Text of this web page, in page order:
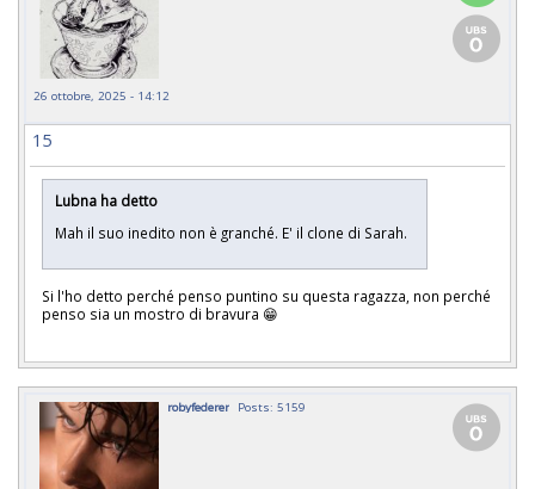
26 ottobre, 2025 - 14:12
15
Lubna ha detto
Mah il suo inedito non è granché. E' il clone di Sarah.
Si l'ho detto perché penso puntino su questa ragazza, non perché
penso sia un mostro di bravura 😁
robyfederer Posts: 5159